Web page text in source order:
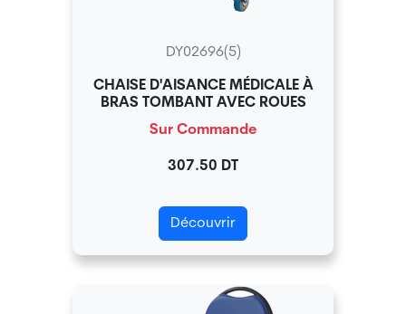
DY02696(5)
CHAISE D'AISANCE MÉDICALE À
BRAS TOMBANT AVEC ROUES
Sur Commande
307.50 DT
Découvrir